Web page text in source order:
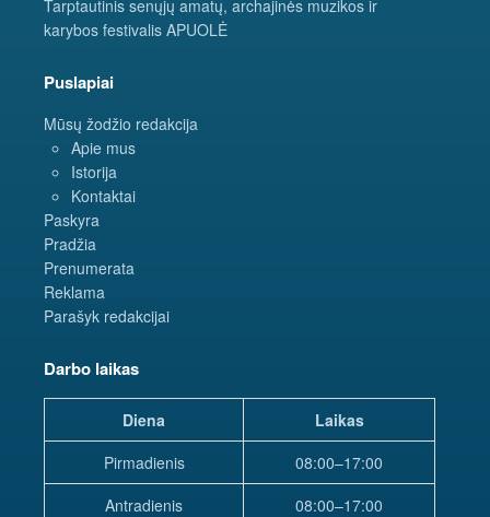
Tarptautinis senųjų amatų, archajinės muzikos ir
karybos festivalis APUOLĖ
Puslapiai
Mūsų žodžio redakcija
Apie mus
Istorija
Kontaktai
Paskyra
Pradžia
Prenumerata
Reklama
Parašyk redakcijai
Darbo laikas
Diena
Laikas
Pirmadienis
08:00–17:00
Antradienis
08:00–17:00